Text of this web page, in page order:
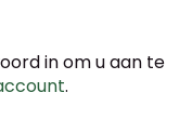
in om u aan te
.